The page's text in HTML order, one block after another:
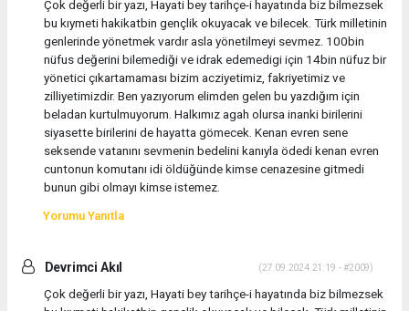
Çok değerli bir yazı, Hayati bey tarihçe-i hayatında biz bilmezsek
bu kıymeti hakikatbin gençlik okuyacak ve bilecek. Türk milletinin
genlerinde yönetmek vardır asla yönetilmeyi sevmez. 100bin
nüfus değerini bilemediği ve idrak edemedigi için 14bin nüfuz bir
yönetici çıkartamaması bizim acziyetimiz, fakriyetimiz ve
zilliyetimizdir. Ben yazıyorum elimden gelen bu yazdığım için
beladan kurtulmuyorum. Halkımız agah olursa inanki birilerini
siyasette birilerini de hayatta gömecek. Kenan evren sene
seksende vatanını sevmenin bedelini kanıyla ödedi kenan evren
cuntonun komutanı idi öldüğünde kimse cenazesine gitmedi
bunun gibi olmayı kimse istemez.
Yorumu Yanıtla
Devrimci Akıl (27.09.2024 21:19 - #2009)
Çok değerli bir yazı, Hayati bey tarihçe-i hayatında biz bilmezsek